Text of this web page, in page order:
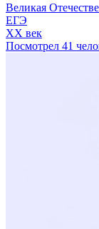
Великая
ЕГЭ
XX век
Посмотрел 41